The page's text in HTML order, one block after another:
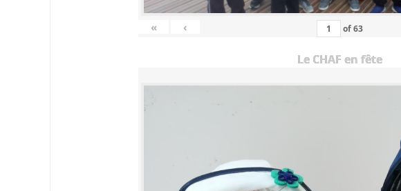
« ‹ of63
Le CHAF en fête